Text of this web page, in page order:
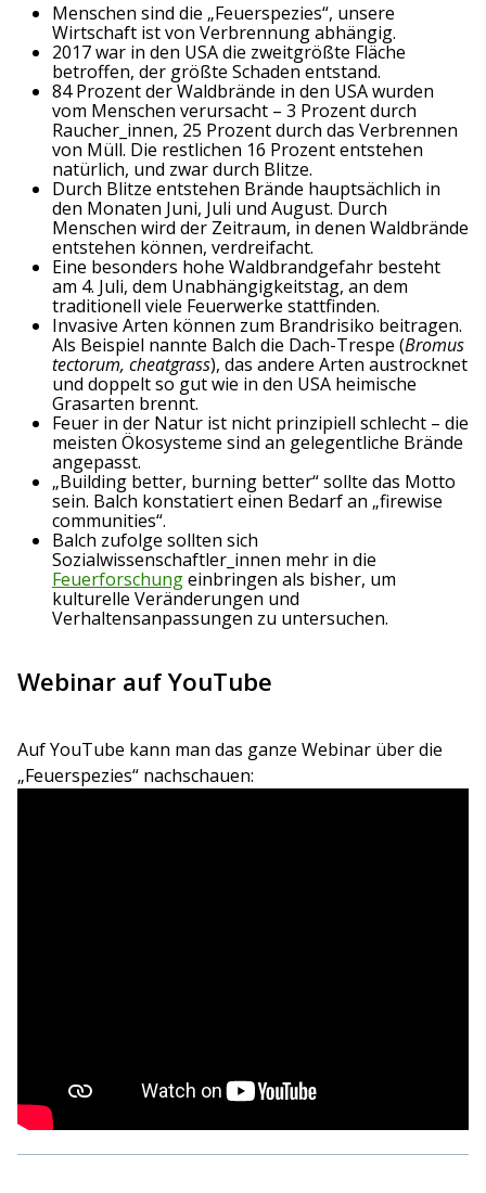
Menschen sind die „Feuerspezies“, unsere
Wirtschaft ist von Verbrennung abhängig.
2017 war in den USA die zweitgrößte Fläche
betroffen, der größte Schaden entstand.
84 Prozent der Waldbrände in den USA wurden
vom Menschen verursacht – 3 Prozent durch
Raucher_innen, 25 Prozent durch das Verbrennen
von Müll. Die restlichen 16 Prozent entstehen
natürlich, und zwar durch Blitze.
Durch Blitze entstehen Brände hauptsächlich in
den Monaten Juni, Juli und August. Durch
Menschen wird der Zeitraum, in denen Waldbrände
entstehen können, verdreifacht.
Eine besonders hohe Waldbrandgefahr besteht
am 4. Juli, dem Unabhängigkeitstag, an dem
traditionell viele Feuerwerke stattfinden.
Invasive Arten können zum Brandrisiko beitragen.
Als Beispiel nannte Balch die Dach-Trespe (Bromus
tectorum, cheatgrass), das andere Arten austrocknet
und doppelt so gut wie in den USA heimische
Grasarten brennt.
Feuer in der Natur ist nicht prinzipiell schlecht – die
meisten Ökosysteme sind an gelegentliche Brände
angepasst.
„Building better, burning better“ sollte das Motto
sein. Balch konstatiert einen Bedarf an „firewise
communities“.
Balch zufolge sollten sich
Sozialwissenschaftler_innen mehr in die
Feuerforschungeinbringen als bisher, um
kulturelle Veränderungen und
Verhaltensanpassungen zu untersuchen.
Webinar auf YouTube
Auf YouTube kann man das ganze Webinar über die
„Feuerspezies“ nachschauen: